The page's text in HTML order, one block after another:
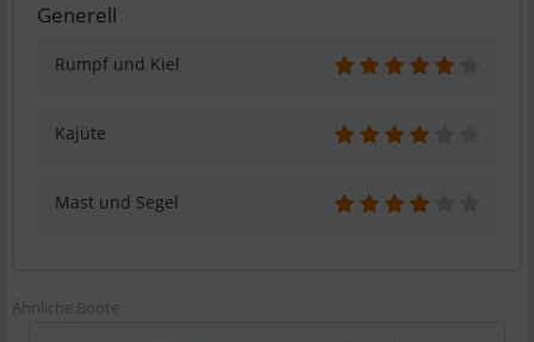
Generell
Rumpf und Kiel
Kajüte
Mast und Segel
Ähnliche Boote